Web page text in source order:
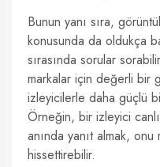
Bunun yanı sıra,
konusunda da oldukça
sırasında sorular
markalar için değerli bir
izleyicilerle daha güçlü
Örneğin, bir izleyici
anında yanıt almak, onu
hissettirebilir.